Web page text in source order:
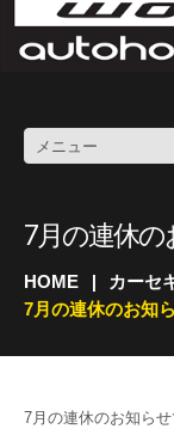
7月の連休の
HOME
カーセ
7月の連休のお知
7月の連休のお知らせ